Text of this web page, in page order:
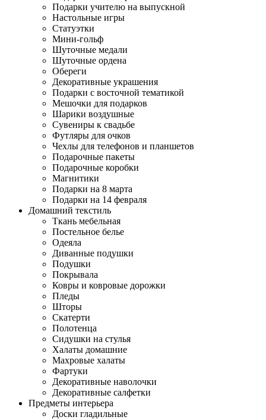
Подарки учителю на выпускной
Настольные игры
Статуэтки
Мини-гольф
Шуточные медали
Шуточные ордена
Обереги
Декоративные украшения
Подарки с восточной тематикой
Мешочки для подарков
Шарики воздушные
Сувениры к свадьбе
Футляры для очков
Чехлы для телефонов и планшетов
Подарочные пакеты
Подарочные коробки
Магнитики
Подарки на 8 марта
Подарки на 14 февраля
Домашний текстиль
Ткань мебельная
Постельное белье
Одеяла
Диванные подушки
Подушки
Покрывала
Ковры и ковровые дорожки
Пледы
Шторы
Скатерти
Полотенца
Сидушки на стулья
Халаты домашние
Махровые халаты
Фартуки
Декоративные наволочки
Декоративные салфетки
Предметы интерьера
Доски гладильные